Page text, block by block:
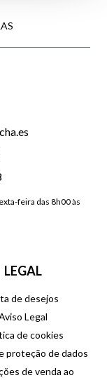
feira das 8h00 às
LEGAL
de desejos
Legal
de cookies
proteção de dados
de venda ao